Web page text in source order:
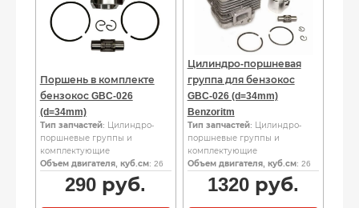
Поршень в комплекте
бензокос GBC-026
(d=34mm)
Тип запчастей: Цилиндро-
поршневые группы и
комплектующие
Объем двигателя, куб.см: 26
290 руб.
Цилиндро-поршневая
группа для бензокос
GBC-026 (d=34mm)
Benzoritm
Тип запчастей: Цилиндро-
поршневые группы и
комплектующие
Объем двигателя, куб.см: 26
1320руб.